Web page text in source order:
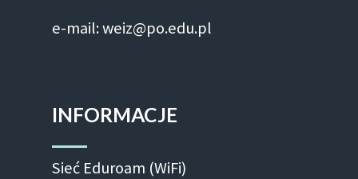
e-mail: weiz@po.edu.pl
INFORMACJE
Sieć Eduroam (WiFi)